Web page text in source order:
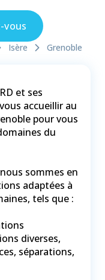
vous
Isère
Grenoble
et ses
accueillir au
pour vous
du
sommes en
adaptées à
tels que :
diverses,
séparations,